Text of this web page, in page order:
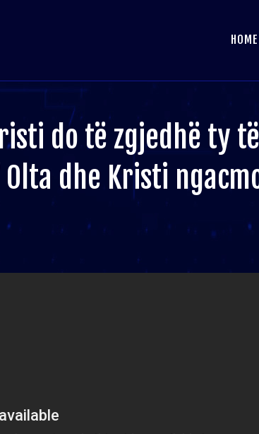
HOME
do të zgjedhë ty të
dhe Kristi